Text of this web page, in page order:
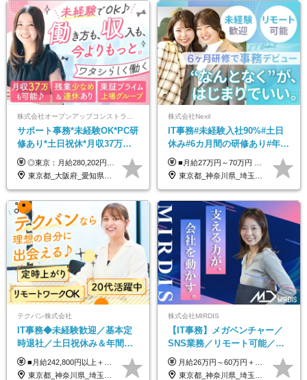
サポート事務*未経験OK*PC研
修あり*土日祝休*月収37万円
可*面接1回/o
◎東京：月給280,202円～402,430円 ◎大阪：月給269,824円～392,052円 ◎名古屋：月給285,967円～408,195円 ◎その他：月給265,212円～387,440円 ※試用期間3か月／待遇は研修期間中のみ変更あり （東京：23.9万円～、大阪：月給23.4万円～、名古屋：月給24.2万円～、その他：月給23.1万円～） ※固定残業代（配属後に支給）・一律手当を含む ※固定残業代は残業がない場合も支給し、超過分は別途支給する ※年齢、経験、能力を考慮し、支給額を決定します。
東京都_大阪府_愛知県_北海道_宮城県_新潟県_石川県_静岡県_広島県_福岡県_沖縄県
株式会社Nexil
IT事務#未経験入社90%#土日
休み#6カ月間の研修あり#年休
125日以上#残業月5h以下#リ
モート可
■月給27万円～70万円 ※経験・スキルなどを考慮して決定します。 ※上記金額には固定残業代（月15時間相当分／26,300円～73,500円）を含みます。 超過分は別途支給します。 ★最大200万円の昇給アップを叶えたメンバーも！ ￣￣￣V￣￣￣￣￣￣￣￣￣￣￣￣￣￣￣￣￣￣￣ 社員の頑張りはしっかり評価・還元！ はじめは経験がなくても、頑張り次第で早期キャリアアップも狙える環境が充実！ 実際に、昇給で最大200万円給与が上がった先輩社員も活躍中！ 社員のモチベーションも高く維持しながら働けます◎ ★一人でも多くの方とお会いしたいと考えています！ ￣￣￣V￣￣￣￣￣￣￣￣￣￣￣￣￣￣￣￣￣￣￣￣ 現在活躍中の先輩たちの前職は、営業や飲食、 美容師や銀行員、アパレル店員など、多彩！ パソコンが苦手だったメンバーも今では第一線で活躍中です！
東京都_神奈川県_埼玉県_千葉県_大阪府_愛知県_北海道_青森県_岩手県_宮城県_秋田県_山形県_福島県_茨城県_栃木県_群馬県_新潟県_山梨県_長野県_富山県_石川県_福井県_静岡県_岐阜県_三重県_兵庫県_京都府_滋賀県_奈良県_和歌山県_広島県_岡山県_鳥取県_島根県_山口県_徳島県_香川県_愛媛県_高知県_福岡県_熊本県_佐賀県_長崎県_大分県_宮崎県_鹿児島県_沖縄県
テクバン株式会社
IT事務◆未経験歓迎／基本定
時退社／土日祝休み＆年間休
日123日／賞与年2回／研修制
度充実／リモートOK
■月給242,800円以上＋諸手当＋賞与年2回＋業績賞与 ※固定残業代32,813円～/20時間分を含む ※超過分は別途支給 ※経験・年齢を考慮の上、当社規定により決定 ※試用期間6ヵ月間（待遇に差異なし）
東京都_神奈川県_埼玉県_千葉県
株式会社MIRDIS
【IT事務】メガベンチャー／
SNS業務／リモート可能／未
経験◎
月給26万円～60万円＋賞与1回＋各種手当 ★Point：経験者の方は100％年収UPでの待遇提示も可能！ ※試用期間6カ月 ※期間中は月給20万円以上～スタート ※期間中は契約社員
東京都_神奈川県_埼玉県_千葉県